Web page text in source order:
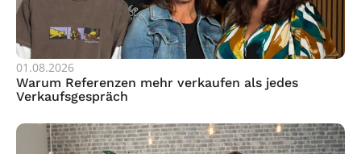
01.08.2026
Warum Referenzen mehr verkaufen als jedes
Verkaufsgespräch